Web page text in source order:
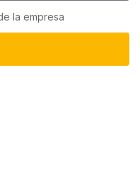
la empresa